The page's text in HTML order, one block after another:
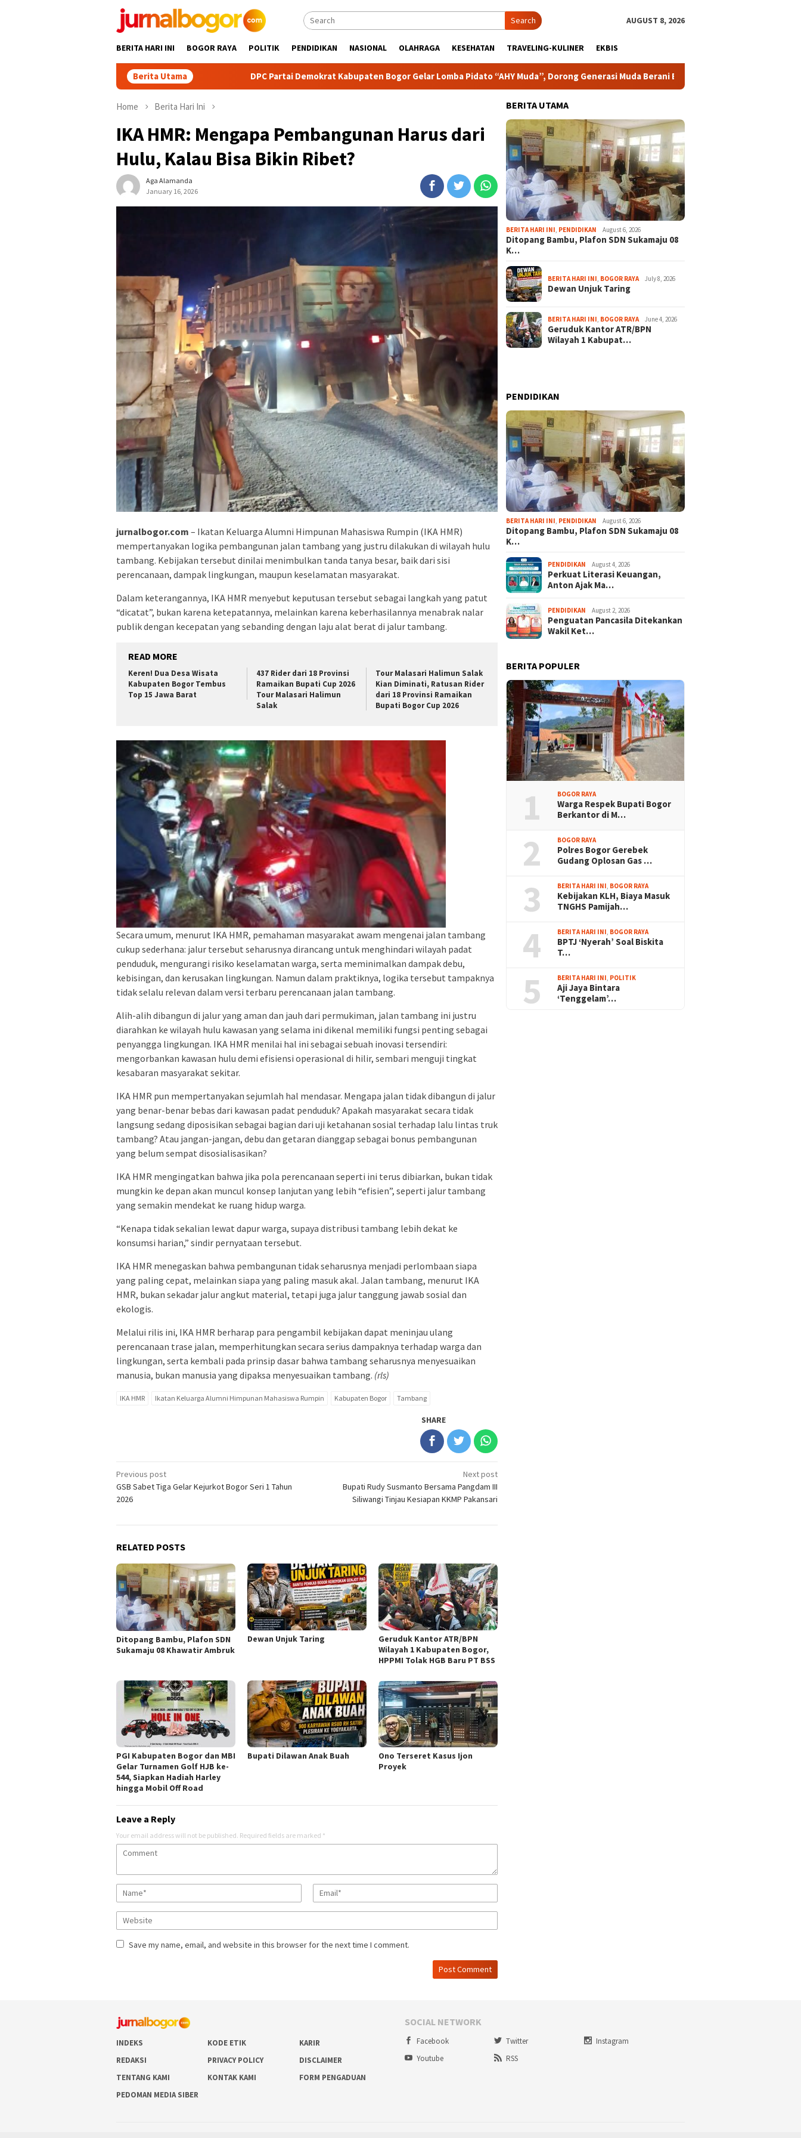
Search AUGUST 8, 2026
BERITA HARI INI BOGOR RAYA POLITIK PENDIDIKAN NASIONAL OLAHRAGA KESEHATAN TRAVELING-KULINER EKBIS
Berita Utama
DPC Partai Demokrat Kabupaten Bogor Gelar Lomba Pidato “AHY Muda”, Dorong Generasi Muda Berani Bersuara dan Merawat Demokrasi
Home Berita Hari Ini
IKA HMR: Mengapa Pembangunan Harus dari
Hulu, Kalau Bisa Bikin Ribet?
Aga Alamanda
January 16, 2026
jurnalbogor.com – Ikatan Keluarga Alumni Himpunan Mahasiswa Rumpin (IKA HMR)
mempertanyakan logika pembangunan jalan tambang yang justru dilakukan di wilayah hulu
tambang. Kebijakan tersebut dinilai menimbulkan tanda tanya besar, baik dari sisi
perencanaan, dampak lingkungan, maupun keselamatan masyarakat.
Dalam keterangannya, IKA HMR menyebut keputusan tersebut sebagai langkah yang patut
“dicatat”, bukan karena ketepatannya, melainkan karena keberhasilannya menabrak nalar
publik dengan kecepatan yang sebanding dengan laju alat berat di jalur tambang.
READ MORE
Keren! Dua Desa Wisata
Kabupaten Bogor Tembus
Top 15 Jawa Barat
437 Rider dari 18 Provinsi
Ramaikan Bupati Cup 2026
Tour Malasari Halimun
Salak
Tour Malasari Halimun Salak
Kian Diminati, Ratusan Rider
dari 18 Provinsi Ramaikan
Bupati Bogor Cup 2026
Secara umum, menurut IKA HMR, pemahaman masyarakat awam mengenai jalan tambang
cukup sederhana: jalur tersebut seharusnya dirancang untuk menghindari wilayah padat
penduduk, mengurangi risiko keselamatan warga, serta meminimalkan dampak debu,
kebisingan, dan kerusakan lingkungan. Namun dalam praktiknya, logika tersebut tampaknya
tidak selalu relevan dalam versi terbaru perencanaan jalan tambang.
Alih-alih dibangun di jalur yang aman dan jauh dari permukiman, jalan tambang ini justru
diarahkan ke wilayah hulu kawasan yang selama ini dikenal memiliki fungsi penting sebagai
penyangga lingkungan. IKA HMR menilai hal ini sebagai sebuah inovasi tersendiri:
mengorbankan kawasan hulu demi efisiensi operasional di hilir, sembari menguji tingkat
kesabaran masyarakat sekitar.
IKA HMR pun mempertanyakan sejumlah hal mendasar. Mengapa jalan tidak dibangun di jalur
yang benar-benar bebas dari kawasan padat penduduk? Apakah masyarakat secara tidak
langsung sedang diposisikan sebagai bagian dari uji ketahanan sosial terhadap lalu lintas truk
tambang? Atau jangan-jangan, debu dan getaran dianggap sebagai bonus pembangunan
yang belum sempat disosialisasikan?
IKA HMR mengingatkan bahwa jika pola perencanaan seperti ini terus dibiarkan, bukan tidak
mungkin ke depan akan muncul konsep lanjutan yang lebih “efisien”, seperti jalur tambang
yang semakin mendekat ke ruang hidup warga.
“Kenapa tidak sekalian lewat dapur warga, supaya distribusi tambang lebih dekat ke
konsumsi harian,” sindir pernyataan tersebut.
IKA HMR menegaskan bahwa pembangunan tidak seharusnya menjadi perlombaan siapa
yang paling cepat, melainkan siapa yang paling masuk akal. Jalan tambang, menurut IKA
HMR, bukan sekadar jalur angkut material, tetapi juga jalur tanggung jawab sosial dan
ekologis.
Melalui rilis ini, IKA HMR berharap para pengambil kebijakan dapat meninjau ulang
perencanaan trase jalan, memperhitungkan secara serius dampaknya terhadap warga dan
lingkungan, serta kembali pada prinsip dasar bahwa tambang seharusnya menyesuaikan
manusia, bukan manusia yang dipaksa menyesuaikan tambang. (rls)
IKA HMR Ikatan Keluarga Alumni Himpunan Mahasiswa Rumpin Kabupaten Bogor Tambang
SHARE
Post
navigation
Previous post
GSB Sabet Tiga Gelar Kejurkot Bogor Seri 1 Tahun
2026
Next post
Bupati Rudy Susmanto Bersama Pangdam III
Siliwangi Tinjau Kesiapan KKMP Pakansari
RELATED POSTS
Ditopang Bambu, Plafon SDN
Sukamaju 08 Khawatir Ambruk
Dewan Unjuk Taring
Geruduk Kantor ATR/BPN
Wilayah 1 Kabupaten Bogor,
HPPMI Tolak HGB Baru PT BSS
PGI Kabupaten Bogor dan MBI
Gelar Turnamen Golf HJB ke-
544, Siapkan Hadiah Harley
hingga Mobil Off Road
Bupati Dilawan Anak Buah
Ono Terseret Kasus Ijon
Proyek
Leave a Reply
Your email address will not be published. Required fields are marked *
Save my name, email, and website in this browser for the next time I comment.
BERITA UTAMA
BERITA HARI INI PENDIDIKAN August 6, 2026
Ditopang Bambu, Plafon SDN Sukamaju 08
K…
BERITA HARI INI BOGOR RAYA July 8, 2026
Dewan Unjuk Taring
BERITA HARI INI BOGOR RAYA June 4, 2026
Geruduk Kantor ATR/BPN
Wilayah 1 Kabupat…
PENDIDIKAN
BERITA HARI INI PENDIDIKAN August 6, 2026
Ditopang Bambu, Plafon SDN Sukamaju 08
K…
PENDIDIKAN August 4, 2026
Perkuat Literasi Keuangan,
Anton Ajak Ma…
PENDIDIKAN August 2, 2026
Penguatan Pancasila Ditekankan
Wakil Ket…
BERITA POPULER
1 BOGOR RAYA
Warga Respek Bupati Bogor
Berkantor di M…
2 BOGOR RAYA
Polres Bogor Gerebek
Gudang Oplosan Gas …
3 BERITA HARI INI, BOGOR RAYA
Kebijakan KLH, Biaya Masuk
TNGHS Pamijah…
4 BERITA HARI INI, BOGOR RAYA
BPTJ ‘Nyerah’ Soal Biskita
T…
5 BERITA HARI INI, POLITIK
Aji Jaya Bintara
‘Tenggelam’…
INDEKS KODE ETIK
KARIR
REDAKSI
PRIVACY POLICY
DISCLAIMER
TENTANG KAMI
KONTAK KAMI
FORM PENGADUAN
PEDOMAN MEDIA SIBER
SOCIAL NETWORK
Facebook Twitter
Instagram
Youtube
RSS